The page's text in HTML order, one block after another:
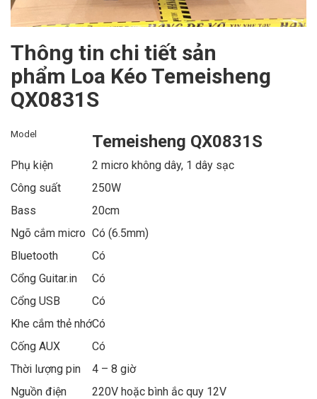
Thông tin chi tiết sản
phẩm Loa Kéo Temeisheng
QX0831S
Model Temeisheng QX0831S
Phụ kiện
2 micro không dây, 1 dây sạc
Công suất
250W
Bass
20cm
Ngõ cắm micro Có (6.5mm)
Bluetooth
Có
Cổng Guitar.in
Có
Cổng USB
Có
Khe cắm thẻ nhớCó
Cống AUX
Có
Thời lượng pin
4 – 8 giờ
Nguồn điện
220V hoặc bình ắc quy 12V